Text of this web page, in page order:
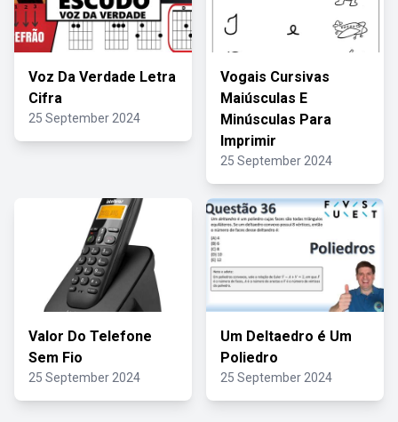
Voz Da Verdade Letra
Cifra
25 September 2024
Vogais Cursivas
Maiúsculas E
Minúsculas Para
Imprimir
25 September 2024
Valor Do Telefone
Sem Fio
25 September 2024
Um Deltaedro é Um
Poliedro
25 September 2024